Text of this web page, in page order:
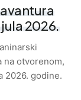
2026.
na otvorenom,
2026. godine.